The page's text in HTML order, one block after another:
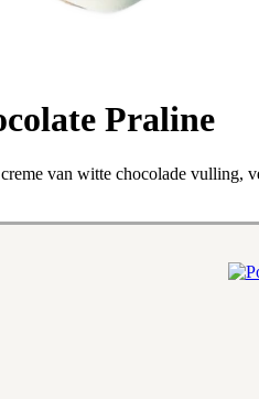
Praline
van witte chocolade vulling,